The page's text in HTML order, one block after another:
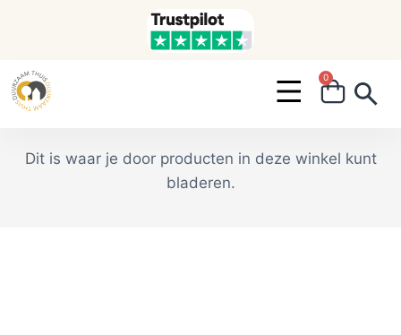
0
Dit is waar je door producten in deze winkel kunt
bladeren.